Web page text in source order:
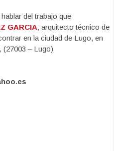
del trabajo que
GARCIA, arquitecto técnico de
en la ciudad de Lugo, en
(27003 – Lugo)